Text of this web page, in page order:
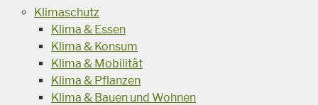
Klimaschutz
Klima & Essen
Klima & Konsum
Klima & Mobilität
Klima & Pflanzen
Klima & Bauen und Wohnen